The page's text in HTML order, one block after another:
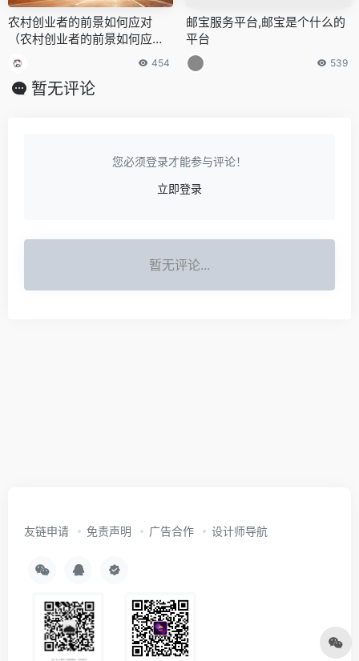
农村创业者的前景如何应对
（农村创业者的前景如何应对
问题）
454
邮宝服务平台,邮宝是个什么的
平台
539
暂无评论
您必须登录才能参与评论！
立即登录
暂无评论...
友链申请 免责声明 广告合作 设计师导航